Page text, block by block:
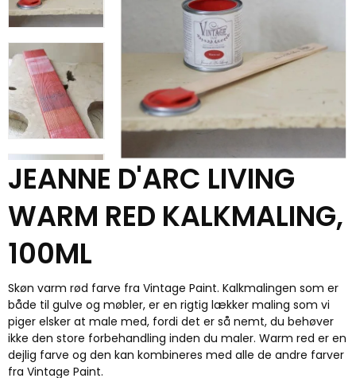
JEANNE D'ARC LIVING
WARM RED KALKMALING,
100ML
Skøn varm rød farve fra Vintage Paint. Kalkmalingen som er
både til gulve og møbler, er en rigtig lækker maling som vi
piger elsker at male med, fordi det er så nemt, du behøver
ikke den store forbehandling inden du maler. Warm red er en
dejlig farve og den kan kombineres med alle de andre farver
fra Vintage Paint.